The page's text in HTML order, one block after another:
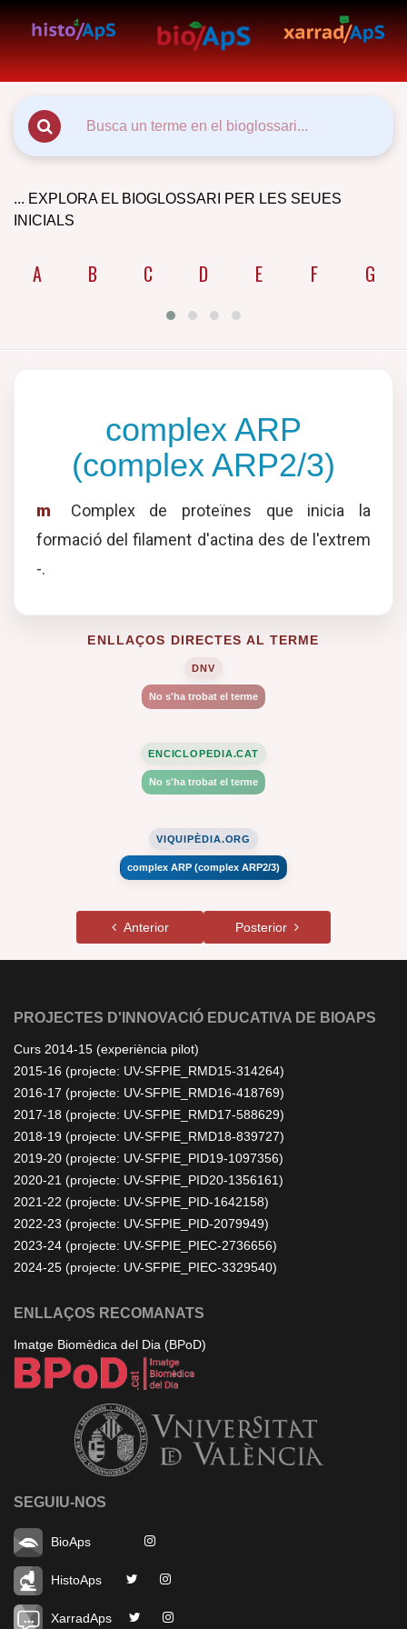
... EXPLORA EL BIOGLOSSARI PER LES SEUES
INICIALS
A B C D E F G
complex ARP
(complex ARP2/3)
m
Complex de proteïnes que inicia la
formació del filament d'actina des de l'extrem
-.
ENLLAÇOS DIRECTES AL TERME
DNV
No s'ha trobat el terme
ENCICLOPEDIA.CAT
No s'ha trobat el terme
VIQUIPÈDIA.ORG
complex ARP (complex ARP2/3)
Anterior Posterior
PROJECTES D'INNOVACIÓ EDUCATIVA DE BIOAPS
Curs 2014-15 (experiència pilot)
2015-16 (projecte: UV-SFPIE_RMD15-314264)
2016-17 (projecte: UV-SFPIE_RMD16-418769)
2017-18 (projecte: UV-SFPIE_RMD17-588629)
2018-19 (projecte: UV-SFPIE_RMD18-839727)
2019-20 (projecte: UV-SFPIE_PID19-1097356)
2020-21 (projecte: UV-SFPIE_PID20-1356161)
2021-22 (projecte: UV-SFPIE_PID-1642158)
2022-23 (projecte: UV-SFPIE_PID-2079949)
2023-24 (projecte: UV-SFPIE_PIEC-2736656)
2024-25 (projecte: UV-SFPIE_PIEC-3329540)
ENLLAÇOS RECOMANATS
Imatge Biomèdica del Dia (BPoD)
SEGUIU-NOS
BioAps
HistoAps
XarradAps